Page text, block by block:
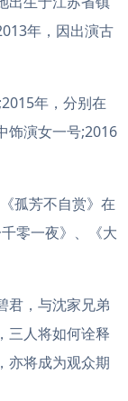
年，因出演古
年，分别在
饰演女一号;2016
孤芳不自赏》在
零一夜》、《大
君，与沈家兄弟
三人将如何诠释
亦将成为观众期